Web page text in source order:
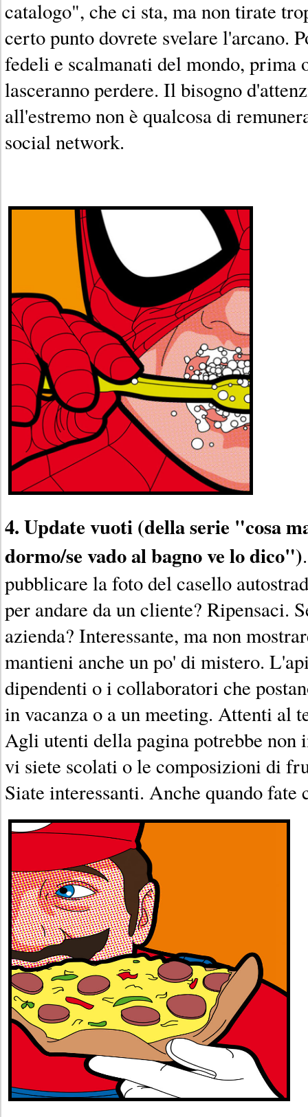
catalogo", che ci sta, ma non tirate
certo punto dovrete svelare l'arcano.
fedeli e scalmanati del mondo, prima
lasceranno perdere. Il bisogno
all'estremo non è qualcosa di
social network.
4. Update vuoti (della serie "cosa
dormo/se vado al bagno ve lo dico")
pubblicare la foto del casello
per andare da un cliente? Ripensaci.
azienda? Interessante, ma non
mantieni anche un po' di mistero.
dipendenti o i collaboratori che
in vacanza o a un meeting. Attenti al
Agli utenti della pagina potrebbe non
vi siete scolati o le composizioni di
Siate interessanti. Anche quando fate